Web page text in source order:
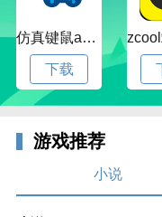
更多好书推荐，让你
能够自定义修改阅读
还能够根据你的阅读
仿真键鼠app官方版下载v1.4.3.58 安卓最新版
下载
游戏推荐
小说